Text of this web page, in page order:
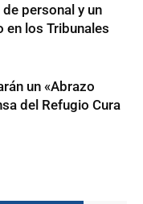
personal y un
los Tribunales
un «Abrazo
del Refugio Cura